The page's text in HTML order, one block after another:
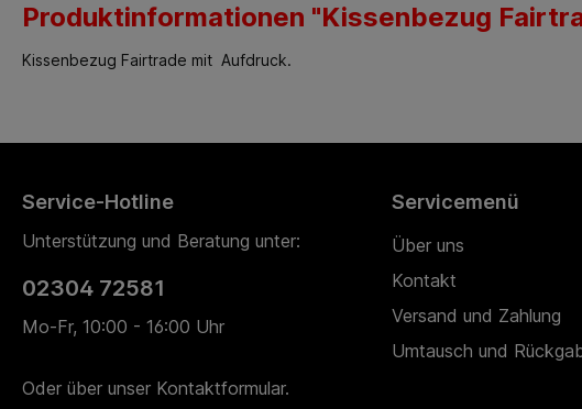
Produktinformationen "Kissenbezug
Kissenbezug Fairtrade mit Aufdruck.
Service-Hotline
Unterstützung und Beratung unter:
02304 72581
Mo-Fr, 10:00 - 16:00 Uhr
Oder über unser Kontaktformular.
Servicemenü
Über uns
Kontakt
Versand und Zahlung
Umtausch und